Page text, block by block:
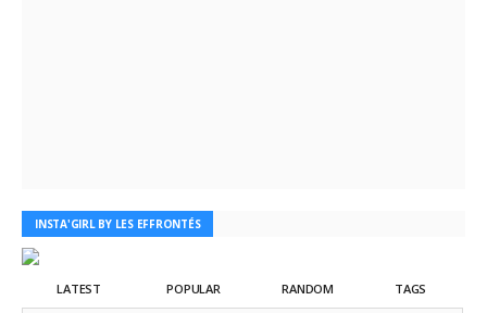
INSTA'GIRL BY LES EFFRONTÉS
LATEST POPULAR RANDOM TAGS